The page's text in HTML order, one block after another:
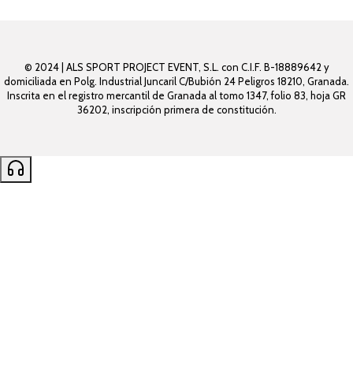
© 2024 | ALS SPORT PROJECT EVENT, S.L. con C.I.F. B-18889642 y
domiciliada en Polg. Industrial Juncaril C/Bubión 24 Peligros 18210, Granada.
Inscrita en el registro mercantil de Granada al tomo 1347, folio 83, hoja GR
36202, inscripción primera de constitución.